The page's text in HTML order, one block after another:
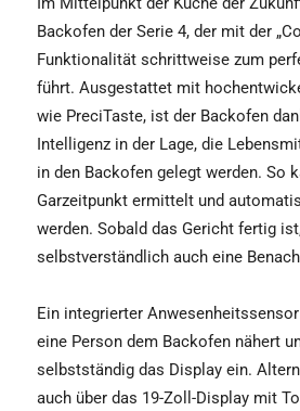
Backofen der Serie 4, der mit der
Funktionalität schrittweise zum
führt. Ausgestattet mit
wie PreciTaste, ist der Backofen
Intelligenz in der Lage, die
in den Backofen gelegt werden. So
Garzeitpunkt ermittelt und
werden. Sobald das Gericht fertig
selbstverständlich auch eine
Ein integrierter
eine Person dem Backofen nähert
selbstständig das Display ein.
auch über das 19-Zoll-Display mit